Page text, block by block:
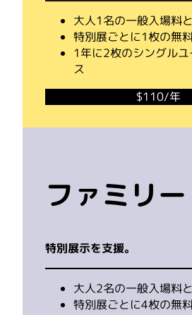
大人1名の一般入場料
特別展ごとに1枚の無
1年に2枚のシングル
ス
$110/年
ファミリー
特別展示を支援。
大人2名の一般入場料
特別展ごとに4枚の無